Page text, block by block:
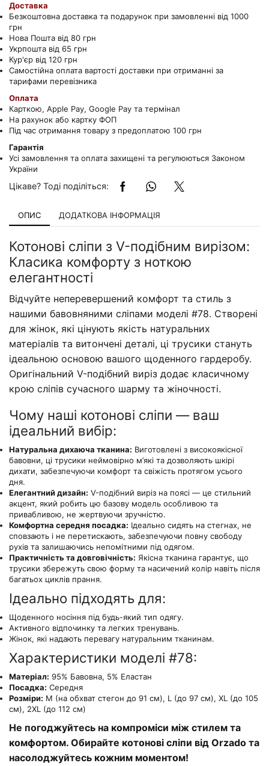
Доставка
Безкоштовна доставка та подарунок при замовленні від 1000
грн
Нова Пошта від 80 грн
Укрпошта від 65 грн
Кур'єр від 120 грн
Самостійна оплата вартості доставки при отриманні за
тарифами перевізника
Оплата
Карткою, Apple Pay, Google Pay та термінал
На рахунок або картку ФОП
Під час отримання товару з предоплатою 100 грн
Гарантія
Усі замовлення та оплата захищені та регулюються Законом
України
Цікаве? Тоді поділіться:
ОПИС ДОДАТКОВА ІНФОРМАЦІЯ
Котонові сліпи з V-подібним вирізом:
Класика комфорту з ноткою
елегантності
Відчуйте неперевершений комфорт та стиль з
нашими бавовняними сліпами моделі #78. Створені
для жінок, які цінують якість натуральних
матеріалів та витончені деталі, ці трусики стануть
ідеальною основою вашого щоденного гардеробу.
Оригінальний V-подібний виріз додає класичному
крою сліпів сучасного шарму та жіночності.
Чому наші котонові сліпи — ваш
ідеальний вибір:
Натуральна дихаюча тканина: Виготовлені з високоякісної
бавовни, ці трусики неймовірно м’які та дозволяють шкірі
дихати, забезпечуючи комфорт та свіжість протягом усього
дня.
Елегантний дизайн: V-подібний виріз на поясі — це стильний
акцент, який робить цю базову модель особливою та
привабливою, не жертвуючи зручністю.
Комфортна середня посадка: Ідеально сидять на стегнах, не
сповзають і не перетискають, забезпечуючи повну свободу
рухів та залишаючись непомітними під одягом.
Практичність та довговічність: Якісна тканина гарантує, що
трусики збережуть свою форму та насичений колір навіть після
багатьох циклів прання.
Ідеально підходять для:
Щоденного носіння під будь-який тип одягу.
Активного відпочинку та легких тренувань.
Жінок, які надають перевагу натуральним тканинам.
Характеристики моделі #78:
Матеріал: 95% Бавовна, 5% Еластан
Посадка: Середня
Розміри: M (на обхват стегон до 91 см), L (до 97 см), XL (до 105
см), 2XL (до 112 см)
Не погоджуйтесь на компроміси між стилем та
комфортом. Обирайте котонові сліпи від Orzado та
насолоджуйтесь кожним моментом!